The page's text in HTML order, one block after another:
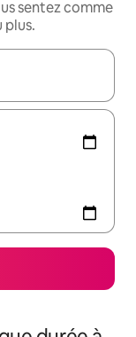
sentez comme
plus.
flèches vers le